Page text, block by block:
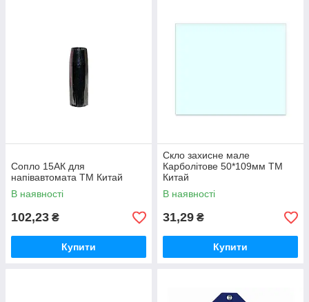
Сопло 15АК для
напівавтомата ТМ Китай
В наявності
102,23 ₴
Купити
Скло захисне мале
Карболітове 50*109мм ТМ
Китай
В наявності
31,29 ₴
Купити